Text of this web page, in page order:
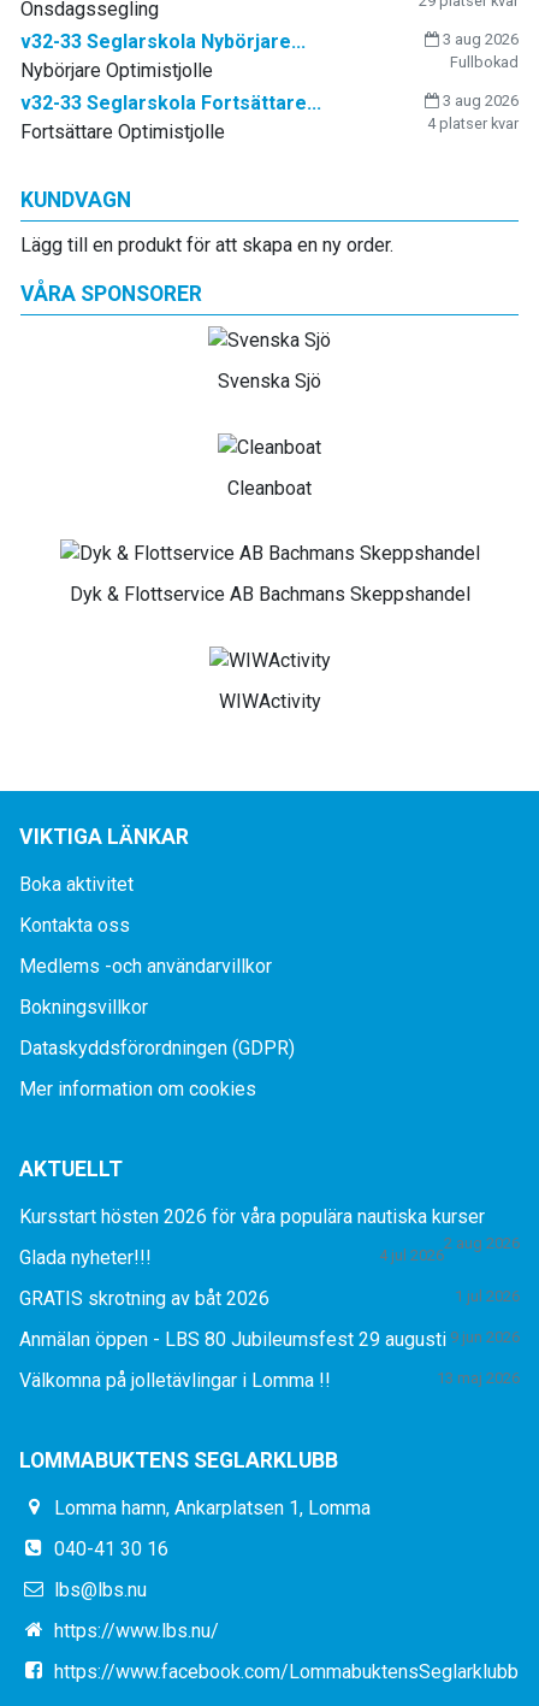
KUNDVAGN
Lägg till en produkt för att skapa en ny order.
Onsdagssegling
v32-33 Seglarskola Nybörjare...
3 aug 2026
Fullbokad
Nybörjare Optimistjolle
v32-33 Seglarskola Fortsättare...
3 aug 2026
4 platser kvar
Fortsättare Optimistjolle
VÅRA SPONSORER
Svenska Sjö
Cleanboat
Dyk & Flottservice AB Bachmans Skeppshandel
WIWActivity
VIKTIGA LÄNKAR
Boka aktivitet
Kontakta oss
Medlems -och användarvillkor
Bokningsvillkor
Dataskyddsförordningen (GDPR)
Mer information om cookies
AKTUELLT
Kursstart hösten 2026 för våra populära nautiska kurser
2 aug 2026
Glada nyheter!!! 4 jul 2026
GRATIS skrotning av båt 2026 1 jul 2026
Anmälan öppen - LBS 80 Jubileumsfest 29 augusti 9 jun 2026
Välkomna på jolletävlingar i Lomma !! 13 maj 2026
LOMMABUKTENS SEGLARKLUBB
Lomma hamn, Ankarplatsen 1, Lomma
040-41 30 16
lbs@lbs.nu
https://www.lbs.nu/
https://www.facebook.com/LommabuktensSeglarklubb